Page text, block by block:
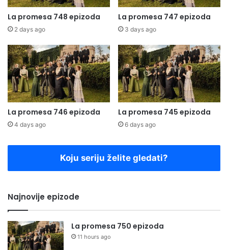
La promesa 748 epizoda
2 days ago
La promesa 747 epizoda
3 days ago
La promesa 746 epizoda
4 days ago
La promesa 745 epizoda
6 days ago
Koju seriju želite gledati?
Najnovije epizode
La promesa 750 epizoda
11 hours ago